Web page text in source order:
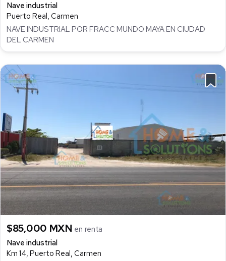
Nave industrial
Puerto Real, Carmen
NAVE INDUSTRIAL POR FRACC MUNDO MAYA EN CIUDAD
DEL CARMEN
$85,000 MXN en renta
Nave industrial
Km 14, Puerto Real, Carmen